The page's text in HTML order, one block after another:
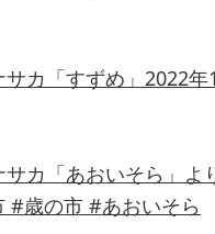
カ「すずめ」2022年
カ「あおいそら」よ
#歳の市 #あおいそら